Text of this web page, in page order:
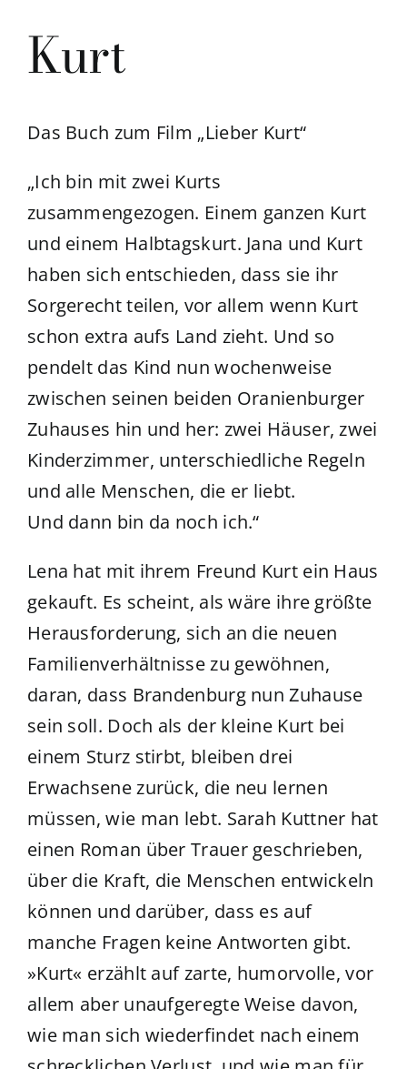
Kurt
Das Buch zum Film „Lieber Kurt“
„Ich bin mit zwei Kurts
zusammengezogen. Einem ganzen Kurt
und einem Halbtagskurt. Jana und Kurt
haben sich entschieden, dass sie ihr
Sorgerecht teilen, vor allem wenn Kurt
schon extra aufs Land zieht. Und so
pendelt das Kind nun wochenweise
zwischen seinen beiden Oranienburger
Zuhauses hin und her: zwei Häuser, zwei
Kinderzimmer, unterschiedliche Regeln
und alle Menschen, die er liebt.
Und dann bin da noch ich.“
Lena hat mit ihrem Freund Kurt ein Haus
gekauft. Es scheint, als wäre ihre größte
Herausforderung, sich an die neuen
Familienverhältnisse zu gewöhnen,
daran, dass Brandenburg nun Zuhause
sein soll. Doch als der kleine Kurt bei
einem Sturz stirbt, bleiben drei
Erwachsene zurück, die neu lernen
müssen, wie man lebt. Sarah Kuttner hat
einen Roman über Trauer geschrieben,
über die Kraft, die Menschen entwickeln
können und darüber, dass es auf
manche Fragen keine Antworten gibt.
»Kurt« erzählt auf zarte, humorvolle, vor
allem aber unaufgeregte Weise davon,
wie man sich wiederfindet nach einem